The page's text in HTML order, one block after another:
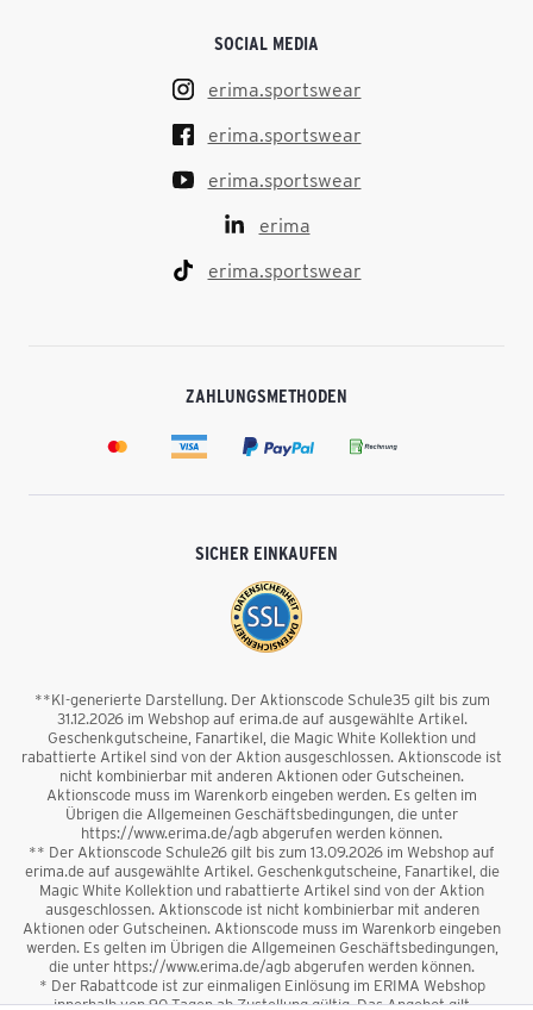
SOCIAL MEDIA
erima.sportswear
erima.sportswear
erima.sportswear
erima
erima.sportswear
ZAHLUNGSMETHODEN
SICHER EINKAUFEN
**KI-generierte Darstellung. Der Aktionscode Schule35 gilt bis zum
31.12.2026 im Webshop auf erima.de auf ausgewählte Artikel.
Geschenkgutscheine, Fanartikel, die Magic White Kollektion und
rabattierte Artikel sind von der Aktion ausgeschlossen. Aktionscode ist
nicht kombinierbar mit anderen Aktionen oder Gutscheinen.
Aktionscode muss im Warenkorb eingeben werden. Es gelten im
Übrigen die Allgemeinen Geschäftsbedingungen, die unter
https://www.erima.de/agb abgerufen werden können.
** Der Aktionscode Schule26 gilt bis zum 13.09.2026 im Webshop auf
erima.de auf ausgewählte Artikel. Geschenkgutscheine, Fanartikel, die
Magic White Kollektion und rabattierte Artikel sind von der Aktion
ausgeschlossen. Aktionscode ist nicht kombinierbar mit anderen
Aktionen oder Gutscheinen. Aktionscode muss im Warenkorb eingeben
werden. Es gelten im Übrigen die Allgemeinen Geschäftsbedingungen,
die unter https://www.erima.de/agb abgerufen werden können.
* Der Rabattcode ist zur einmaligen Einlösung im ERIMA Webshop
innerhalb von 90 Tagen ab Zustellung gültig. Das Angebot gilt